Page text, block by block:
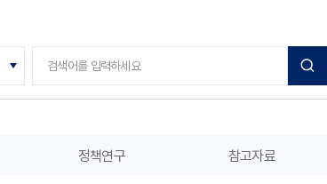
정책연구 참고자료